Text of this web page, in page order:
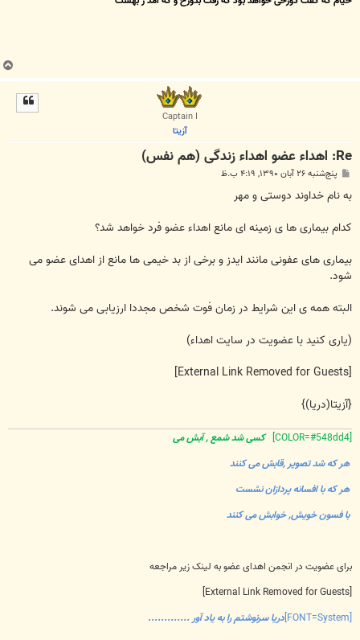
ب
ا
Captain I
آزیتا
Re: اهداء عضو اهداء زندگی (هم نفس)
پ
ت
پنج‌شنبه ۲۶ آبان ۱۳۹۰, ۴:۱۹ ب.ظ
به نام خداوند دوستی و مهر
کدام بیماری ها ی زمینه ای مانع اهداء عضو فرد خواهد شد؟
بیماری های عفونی مانند ایدز و برخی از بد خیمی ها مانع از اهدای عضو می
شود.
البته همه ی این شرایط در زمان فوت شخص مجددا ارزیابی می شوند.
(یاری کنید با عضویت در سایت اهداء)
{آزیتا(دریا)}
کسی شد شمع , آبش می
هر که شد تصویر ,قابش می کنند
هر که با افسانه پردازان نشست
با فسون خویش, خوابش می کنند
برای عضویت در انجمن اهدای عضو به لینک زیر مراجعه
دریا سرنوشتم را به یاد آور .............